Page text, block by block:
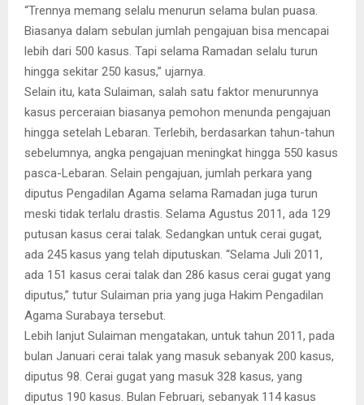
“Trennya memang selalu menurun selama bulan puasa.
Biasanya dalam sebulan jumlah pengajuan bisa mencapai
lebih dari 500 kasus. Tapi selama Ramadan selalu turun
hingga sekitar 250 kasus,” ujarnya.
Selain itu, kata Sulaiman, salah satu faktor menurunnya
kasus perceraian biasanya pemohon menunda pengajuan
hingga setelah Lebaran. Terlebih, berdasarkan tahun-tahun
sebelumnya, angka pengajuan meningkat hingga 550 kasus
pasca-Lebaran. Selain pengajuan, jumlah perkara yang
diputus Pengadilan Agama selama Ramadan juga turun
meski tidak terlalu drastis. Selama Agustus 2011, ada 129
putusan kasus cerai talak. Sedangkan untuk cerai gugat,
ada 245 kasus yang telah diputuskan. “Selama Juli 2011,
ada 151 kasus cerai talak dan 286 kasus cerai gugat yang
diputus,” tutur Sulaiman pria yang juga Hakim Pengadilan
Agama Surabaya tersebut.
Lebih lanjut Sulaiman mengatakan, untuk tahun 2011, pada
bulan Januari cerai talak yang masuk sebanyak 200 kasus,
diputus 98. Cerai gugat yang masuk 328 kasus, yang
diputus 190 kasus. Bulan Februari, sebanyak 114 kasus